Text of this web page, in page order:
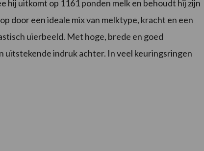
hij uitkomt op 1161 ponden melk en behoudt hij zijn
door een ideale mix van melktype, kracht en een
uierbeeld. Met hoge, brede en goed
uitstekende indruk achter. In veel keuringsringen